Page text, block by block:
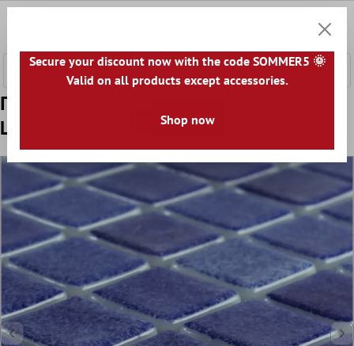
Πρότυπο από Ποτήρι Πισίνα Μωσαϊκό
Lagune R11C Σκούρο Μπλε
Secure your discount now with the code SOMMER5 🌞
Valid on all products except accessories.
Shop now